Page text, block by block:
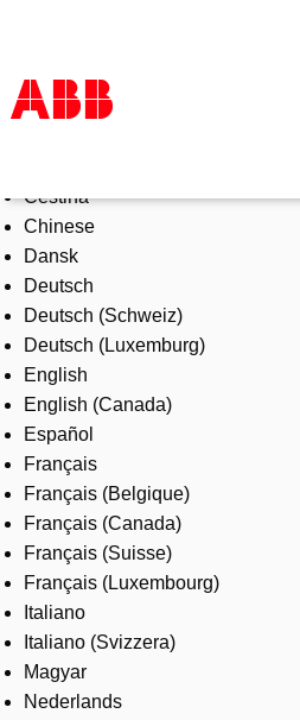
Products & Solutions
Industries
Services
About us
Where to buy
Contact us
Careers
Čeština
Chinese
Dansk
Deutsch
Deutsch (Schweiz)
Deutsch (Luxemburg)
English
English (Canada)
Español
Français
Français (Belgique)
Français (Canada)
Français (Suisse)
Français (Luxembourg)
Italiano
Italiano (Svizzera)
Magyar
Nederlands